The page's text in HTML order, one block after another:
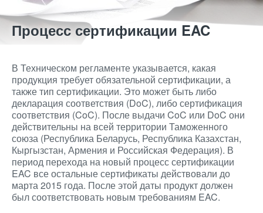
Процесс сертификации EAC
В Техническом регламенте указывается, какая
продукция требует обязательной сертификации, а
также тип сертификации. Это может быть либо
декларация соответствия (DoC), либо сертификация
соответствия (CoC). После выдачи CoC или DoC они
действительны на всей территории Таможенного
союза (Республика Беларусь, Республика Казахстан,
Кыргызстан, Армения и Российская Федерация). В
период перехода на новый процесс сертификации
EAC все остальные сертификаты действовали до
марта 2015 года. После этой даты продукт должен
был соответствовать новым требованиям EAC.